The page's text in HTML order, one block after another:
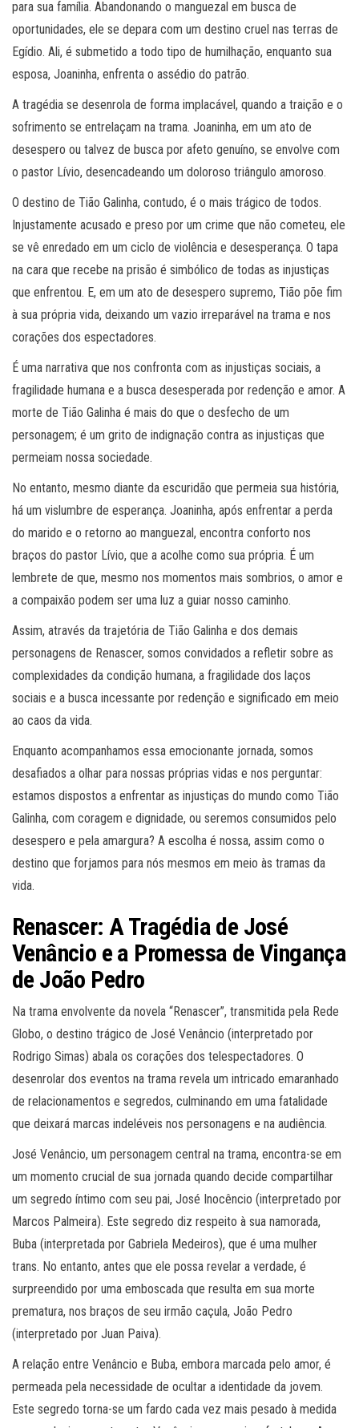
para sua família. Abandonando o manguezal em busca de
oportunidades, ele se depara com um destino cruel nas terras de
Egídio. Ali, é submetido a todo tipo de humilhação, enquanto sua
esposa, Joaninha, enfrenta o assédio do patrão.
A tragédia se desenrola de forma implacável, quando a traição e o
sofrimento se entrelaçam na trama. Joaninha, em um ato de
desespero ou talvez de busca por afeto genuíno, se envolve com
o pastor Lívio, desencadeando um doloroso triângulo amoroso.
O destino de Tião Galinha, contudo, é o mais trágico de todos.
Injustamente acusado e preso por um crime que não cometeu, ele
se vê enredado em um ciclo de violência e desesperança. O tapa
na cara que recebe na prisão é simbólico de todas as injustiças
que enfrentou. E, em um ato de desespero supremo, Tião põe fim
à sua própria vida, deixando um vazio irreparável na trama e nos
corações dos espectadores.
É uma narrativa que nos confronta com as injustiças sociais, a
fragilidade humana e a busca desesperada por redenção e amor. A
morte de Tião Galinha é mais do que o desfecho de um
personagem; é um grito de indignação contra as injustiças que
permeiam nossa sociedade.
No entanto, mesmo diante da escuridão que permeia sua história,
há um vislumbre de esperança. Joaninha, após enfrentar a perda
do marido e o retorno ao manguezal, encontra conforto nos
braços do pastor Lívio, que a acolhe como sua própria. É um
lembrete de que, mesmo nos momentos mais sombrios, o amor e
a compaixão podem ser uma luz a guiar nosso caminho.
Assim, através da trajetória de Tião Galinha e dos demais
personagens de Renascer, somos convidados a refletir sobre as
complexidades da condição humana, a fragilidade dos laços
sociais e a busca incessante por redenção e significado em meio
ao caos da vida.
Enquanto acompanhamos essa emocionante jornada, somos
desafiados a olhar para nossas próprias vidas e nos perguntar:
estamos dispostos a enfrentar as injustiças do mundo como Tião
Galinha, com coragem e dignidade, ou seremos consumidos pelo
desespero e pela amargura? A escolha é nossa, assim como o
destino que forjamos para nós mesmos em meio às tramas da
vida.
Renascer: A Tragédia de José
Venâncio e a Promessa de Vingança
de João Pedro
Na trama envolvente da novela “Renascer”, transmitida pela Rede
Globo, o destino trágico de José Venâncio (interpretado por
Rodrigo Simas) abala os corações dos telespectadores. O
desenrolar dos eventos na trama revela um intricado emaranhado
de relacionamentos e segredos, culminando em uma fatalidade
que deixará marcas indeléveis nos personagens e na audiência.
José Venâncio, um personagem central na trama, encontra-se em
um momento crucial de sua jornada quando decide compartilhar
um segredo íntimo com seu pai, José Inocêncio (interpretado por
Marcos Palmeira). Este segredo diz respeito à sua namorada,
Buba (interpretada por Gabriela Medeiros), que é uma mulher
trans. No entanto, antes que ele possa revelar a verdade, é
surpreendido por uma emboscada que resulta em sua morte
prematura, nos braços de seu irmão caçula, João Pedro
(interpretado por Juan Paiva).
A relação entre Venâncio e Buba, embora marcada pelo amor, é
permeada pela necessidade de ocultar a identidade da jovem.
Este segredo torna-se um fardo cada vez mais pesado à medida